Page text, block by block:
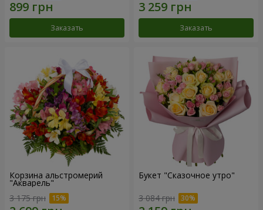
Заказать Заказать
Корзина альстромерий
"Акварель"
3 175 грн
Букет "Сказочное утро"
3 084 грн